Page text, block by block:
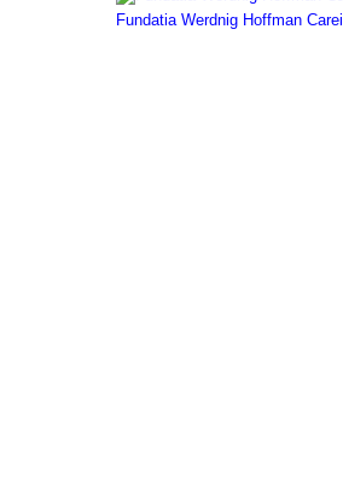
Fundatia Werdnig Hoffman Carei